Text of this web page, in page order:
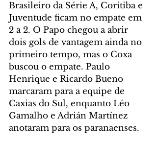
Brasileiro da Série A, Coritiba e
Juventude ficam no empate em
2 a 2. O Papo chegou a abrir
dois gols de vantagem ainda no
primeiro tempo, mas o Coxa
buscou o empate. Paulo
Henrique e Ricardo Bueno
marcaram para a equipe de
Caxias do Sul, enquanto Léo
Gamalho e Adrián Martínez
anotaram para os paranaenses.